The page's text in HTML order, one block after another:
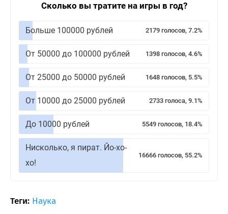
Сколько вы тратите на игры в год?
Больше 100000 рублей 2179 голосов, 7.2%
От 50000 до 100000 рублей 1398 голосов, 4.6%
От 25000 до 50000 рублей 1648 голосов, 5.5%
От 10000 до 25000 рублей 2733 голоса, 9.1%
До 10000 рублей 5549 голосов, 18.4%
Нисколько, я пират. Йо-хо-
хо!
16666 голосов, 55.2%
Теги: Наука